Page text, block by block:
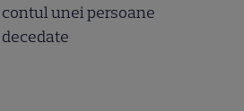
contul unei persoane
decedate